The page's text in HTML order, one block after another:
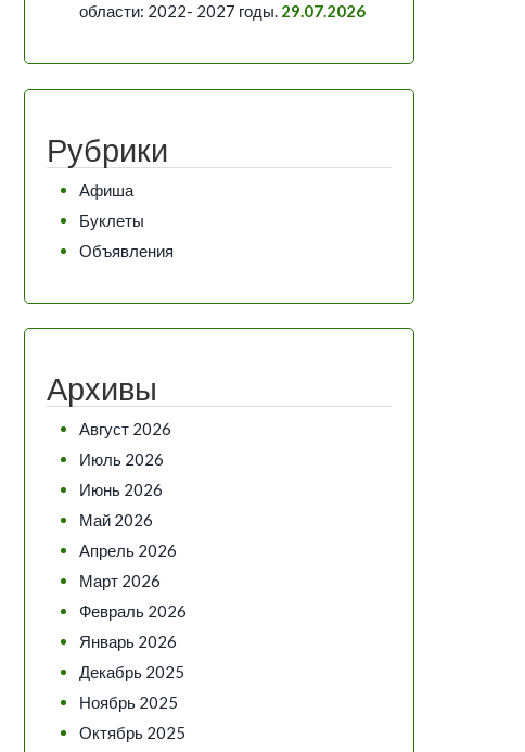
области: 2022- 2027 годы. 29.07.2026
Рубрики
Афиша
Буклеты
Объявления
Архивы
Август 2026
Июль 2026
Июнь 2026
Май 2026
Апрель 2026
Март 2026
Февраль 2026
Январь 2026
Декабрь 2025
Ноябрь 2025
Октябрь 2025